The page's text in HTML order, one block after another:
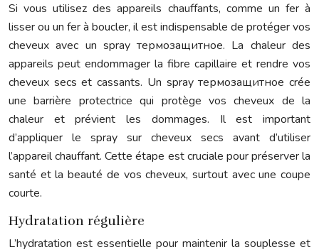
Si vous utilisez des appareils chauffants, comme un fer à
lisser ou un fer à boucler, il est indispensable de protéger vos
cheveux avec un spray термозащитное. La chaleur des
appareils peut endommager la fibre capillaire et rendre vos
cheveux secs et cassants. Un spray термозащитное crée
une barrière protectrice qui protège vos cheveux de la
chaleur et prévient les dommages. Il est important
d’appliquer le spray sur cheveux secs avant d’utiliser
l’appareil chauffant. Cette étape est cruciale pour préserver la
santé et la beauté de vos cheveux, surtout avec une coupe
courte.
Hydratation régulière
L’hydratation est essentielle pour maintenir la souplesse et